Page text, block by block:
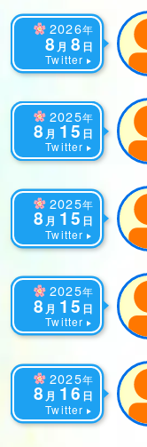
2026年
8 月 8 日
Twitter
2025年
8 月 15 日
Twitter
2025年
8 月 15 日
Twitter
2025年
8 月 15 日
Twitter
2025年
8 月 16 日
Twitter